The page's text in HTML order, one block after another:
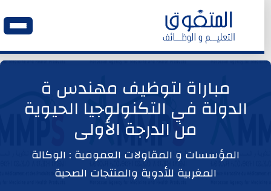
وظائف اليوم
ابحث عن وظيفة
وظائف عمومية
مباراة لتوظيف مهندس ة
الدولة في التكنولوجيا الحيوية
من الدرجة الأولى
المؤسسات و المقاولات العمومية : الوكالة
المغربية للأدوية والمنتجات الصحية